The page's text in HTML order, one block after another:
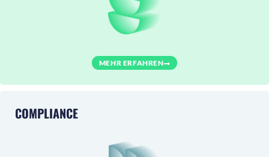
MEHR ERFAHREN
COMPLIANCE